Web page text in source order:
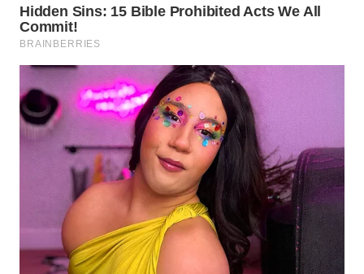
WAHANA
NEWS
WAHANA
TANI
WAHANA
ADVOKAT
WAHANA
INFRASTRUKTUR
WAHANA